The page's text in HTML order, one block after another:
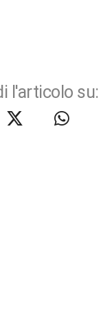
l'articolo su: